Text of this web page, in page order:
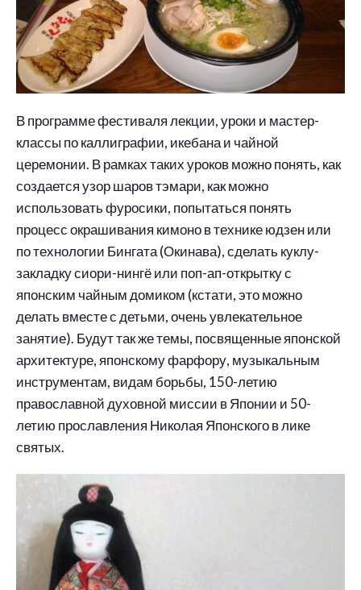
В программе фестиваля лекции, уроки и мастер-
классы по каллиграфии, икебана и чайной
церемонии. В рамках таких уроков можно понять, как
создается узор шаров тэмари, как можно
использовать фуросики, попытаться понять
процесс окрашивания кимоно в технике юдзен или
по технологии Бингата (Окинава), сделать куклу-
закладку сиори-нингё или поп-ап-открытку с
японским чайным домиком (кстати, это можно
делать вместе с детьми, очень увлекательное
занятие). Будут так же темы, посвященные японской
архитектуре, японскому фарфору, музыкальным
инструментам, видам борьбы, 150-летию
православной духовной миссии в Японии и 50-
летию прославления Николая Японского в лике
святых.